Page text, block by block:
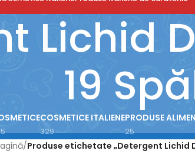
Lichid
19
COSMETICE ITALIENE
329
PRODUSE
25
/Produse etichetate „Detergent Lichid